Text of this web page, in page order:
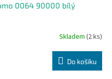
0064 90000 bílý
Skladem (2 ks)
Do košíku